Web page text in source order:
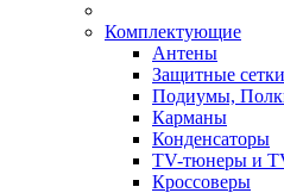
Комплектующие
Антены
Защитные
Подиумы,
Карманы
Конденсаторы
TV-тюнеры и
Кроссоверы